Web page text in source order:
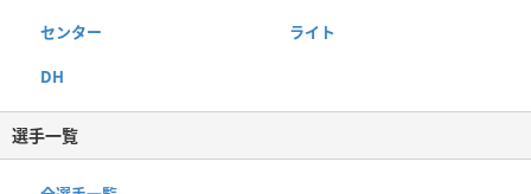
センター ライト
DH
選手一覧